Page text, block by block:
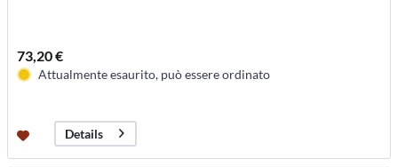
73,20 €
Attualmente esaurito, può essere ordinato
Details